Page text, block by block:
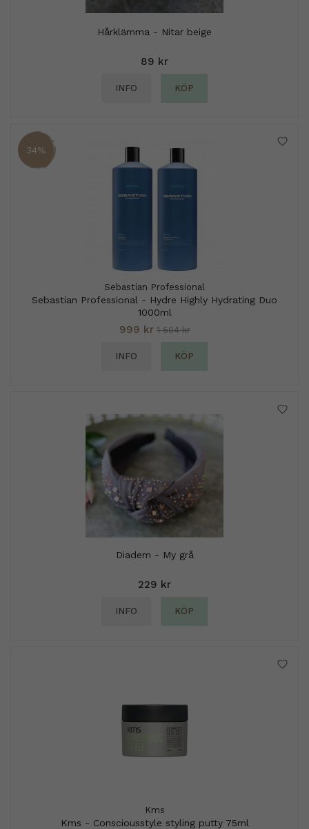
Hårklämma - Nitar beige
89 kr
INFO KÖP
34%
Sebastian Professional
Sebastian Professional - Hydre Highly Hydrating Duo
1000ml
999 kr 1 504 kr
INFO KÖP
Diadem - My grå
229 kr
INFO KÖP
Kms
Kms - Consciousstyle styling putty 75ml